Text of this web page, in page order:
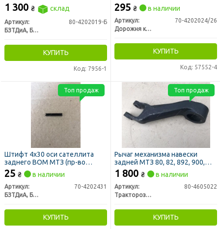
1 300 ₴ склад
Артикул:
80-4202019-Б
БЗТДиА, Беларусь
КУПИТЬ
Код: 7956-1
295 ₴ в наличии
Артикул:
70-4202024/26
Дорожня карта
КУПИТЬ
Код: 57552-4
Штифт 4х30 оси сателлита
заднего ВОМ МТЗ (пр-во
БЗТДиА)
25 ₴ в наличии
Артикул:
70-4202431
БЗТДиА, Беларусь
КУПИТЬ
Топ продаж
Рычаг механизма навески
задней МТЗ 80, 82, 892, 900,
950, 1005, 1025 (правый)
усиленный (пр-во РЗТ г. Ромны)
1 800 ₴ в наличии
Артикул:
80-4605022
Тракторозапчасть г. Ромны
КУПИТЬ
Топ продаж